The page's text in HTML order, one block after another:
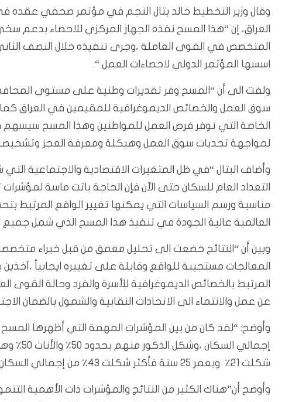
وقال وزير التخطيط خالد بتال النجم في مؤتمر صحفي عقده
العراق، إن “هذا المسح نفذه الجهاز المركزي للاحصاء بدعم
اسسها المؤتمر الدولي لاحصاءات العمل “.
ولفت الى أن “المسح وفر تقديرات وطنية على مستوى
سوق العمل والخصائص الديموغرافية للمقيمين في العراق
الخاصة التي توفر فرص العمل للمواطنين وهذا المسح
لمواجهة تحديات سوق العمل وهيكلة ومعرفة العجز
وأضاف البتال “في ظل المتغيرات الاقتصادية والاجتماعية
التعداد العام للسكان حتى الآن فإن الحاجة باتت ماسة
مناسبة ورسم السياسات التي يمكنها تغيير الواقع المرتبط
العالمية عالية الجودة في تنفيذ هذا المسح الذي شمل جميع
وبين أن “النتائج خضعت الى تحليل معمق من قبل خبراء
المعالجات مستجيبة للواقع وقابلة على تغييره ايجابياً
المرتبط بالخصائص الديموغرافية للأسرة والفرد وحالة القوى
عن عمل والانتماء الى الاتحادات النقابية والشمول بالضمان
شكلت 21٪ وبعمر 25 سنة فأكثر شكلت 43٪ من إجمالي السكان ،وبلغت نسبة البطالةالبطالة”.
وأوضح أن”هناك الكثير من النتائج والمؤشرات ذات الأهمية